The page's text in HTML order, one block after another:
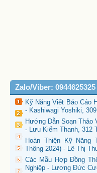
Zalo/Viber:
Kỹ Năng Viết Báo Cáo
- Kashiwagi Yoshiki,
Hướng Dẫn Soạn Thảo
- Lưu Kiếm Thanh, 312
Hoàn Thiện Kỹ Năng
Thông 2024) - Lê Thị
Các Mẫu Hợp Đồng
Nghiệp - Lương Đức